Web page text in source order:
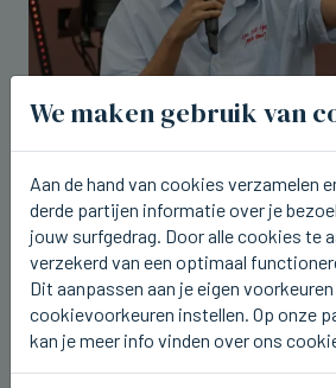
WESTENDE
Aaron Blommaert komt
naar Joe Paradice Beach
wo 05 augustus 2026, 20:49
We maken gebruik van
Aan de hand van cookies verzamelen
derde partijen informatie over je
jouw surfgedrag. Door alle cookies te
verzekerd van een optimaal
Dit aanpassen aan je eigen
cookievoorkeuren instellen. Op onze
kan je meer info vinden over ons